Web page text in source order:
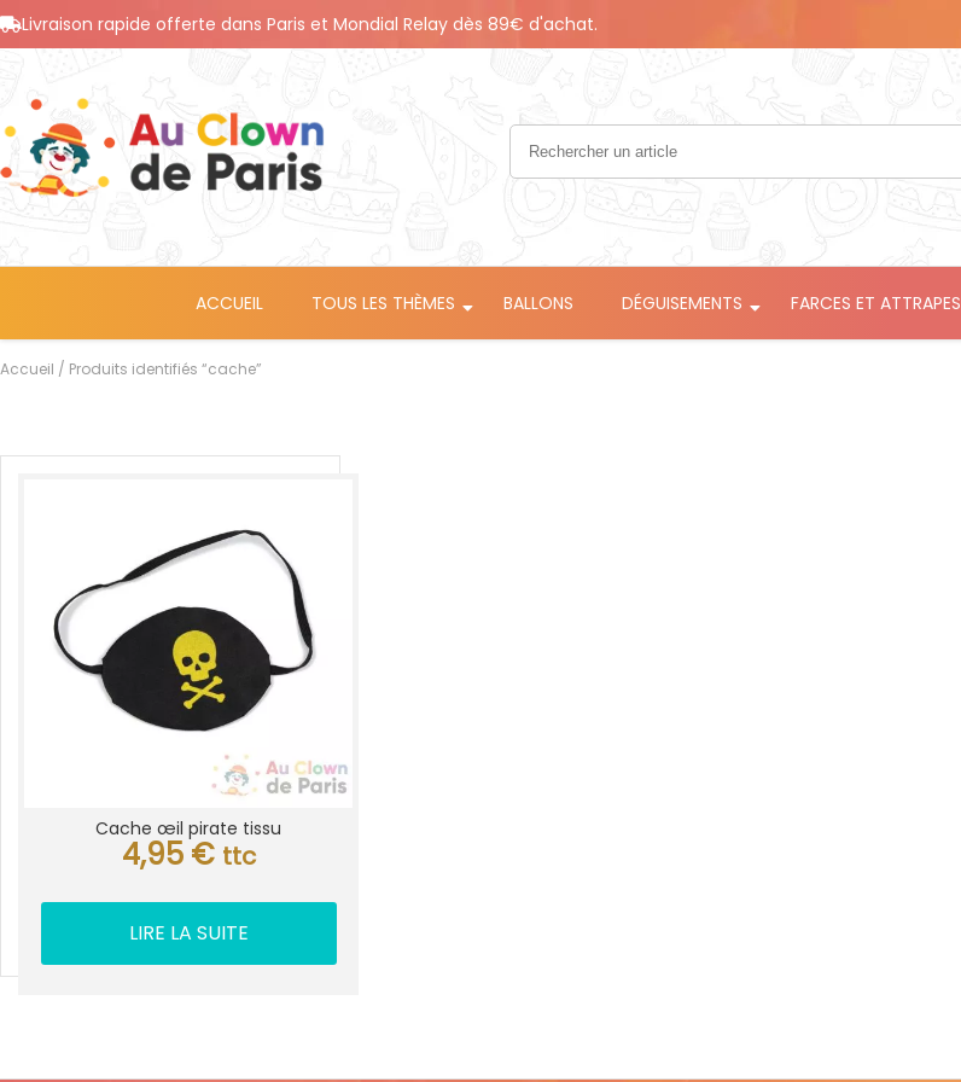
Livraison rapide offerte dans Paris et Mondial Relay dès 89€ d'achat.
ACCUEIL TOUS LES THÈMES BALLONS DÉGUISEMENTS FARCES ET ATTRAPES
Accueil / Produits identifiés “cache”
Cache œil pirate tissu
4,95 € ttc
LIRE LA SUITE